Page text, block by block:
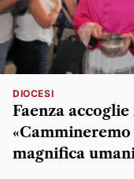
DIOCESI
Faenza
magnifica